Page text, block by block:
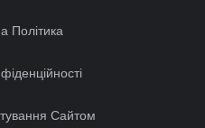
Політика
Сайтом